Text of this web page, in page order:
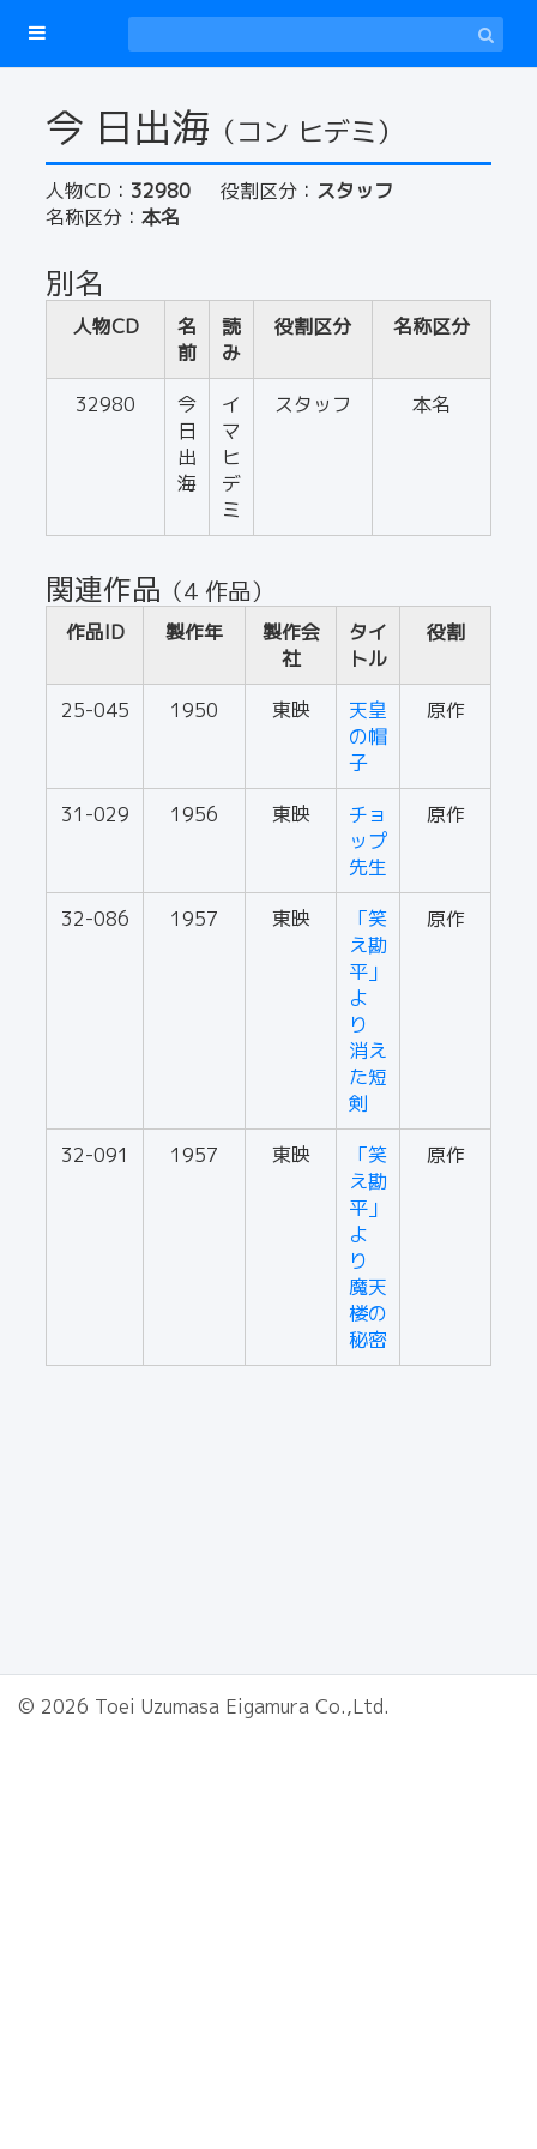
今 日出海 （コン ヒデミ）
人物CD： 32980 役割区分： スタッフ
名称区分： 本名
別名
人物CD
名
前
読
み
役割区分 名称区分
32980
今
日
出
海
イ
マ
ヒ
デ
ミ
スタッフ 本名
関連作品 （4 作品）
作品ID 製作年
製作会
社
タイ
トル
役割
25-045 1950 東映
天皇
の帽
子
原作
31-029 1956 東映
チョ
ップ
先生
原作
32-086 1957 東映
「笑
え勘
平」
よ
り
消え
た短
剣
原作
32-091 1957 東映
「笑
え勘
平」
よ
り
魔天
楼の
秘密
原作
© 2026 Toei Uzumasa Eigamura Co.,Ltd.